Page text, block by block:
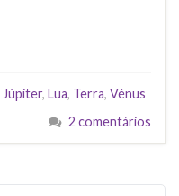
Júpiter, Lua, Terra, Vénus
2 comentários